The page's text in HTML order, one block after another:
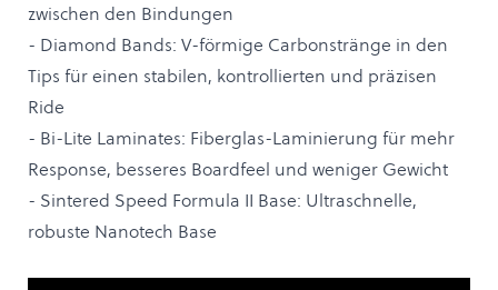
zwischen den Bindungen
- Diamond Bands: V-förmige Carbonstränge in den
Tips für einen stabilen, kontrollierten und präzisen
Ride
- Bi-Lite Laminates: Fiberglas-Laminierung für mehr
Response, besseres Boardfeel und weniger Gewicht
- Sintered Speed Formula II Base: Ultraschnelle,
robuste Nanotech Base